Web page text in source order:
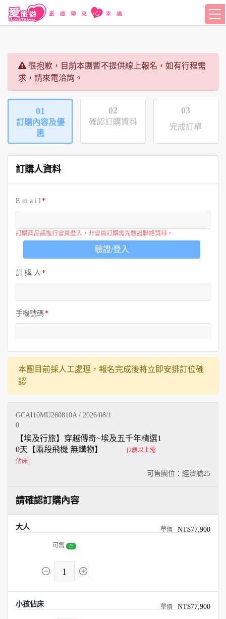
很抱歉，目前本團暫不提供線上報名，如有行程需
求，請來電洽詢。
01
訂購內容及優
惠
02
確認訂購資料
03
完成訂單
訂購人資料
E m a i l
訂購商品請進行會員登入，非會員訂購需先驗證聯絡資料。
驗證/登入
訂 購 人
手機號碼
本團目前採人工處理，報名完成後將立即安排訂位確
認
GCAI10MU260810A / 2026/08/1
0
可售團位：經濟艙25
【埃及行旅】穿越傳奇~埃及五千年精選1
0天【兩段飛機 無購物】
[2歲以上需
佔床]
請確認訂購內容
大人 NT$77,900
可售 25
1
小孩佔床 NT$77,900